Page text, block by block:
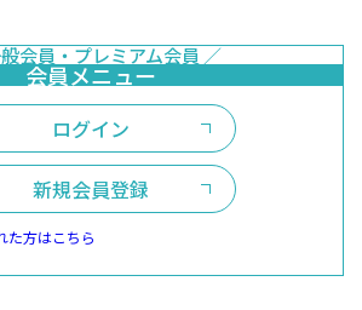
ログイン
新規会員登録
た方はこちら